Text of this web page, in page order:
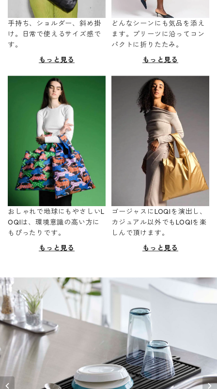
手持ち、ショルダー、斜め掛
け。日常で使えるサイズ感で
す。
もっと見る
どんなシーンにも気品を添え
ます。プリーツに沿ってコン
パクトに折りたたみ。
もっと見る
おしゃれで地球にもやさしいL
OQIは、環境意識の高い方に
もぴったりです。
もっと見る
ゴージャスにLOQIを演出し、
カジュアル以外でもLOQIを楽
しんで頂けます。
もっと見る